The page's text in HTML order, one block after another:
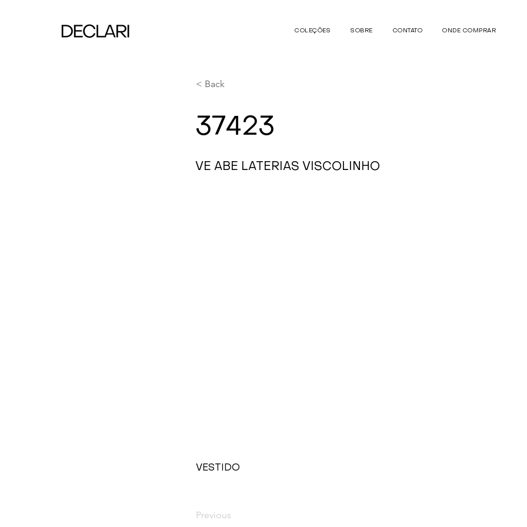
COLEÇÕES SOBRE CONTATO ONDE COMPRAR
< Back
37423
VE ABE LATERIAS VISCOLINHO
VESTIDO
Previous